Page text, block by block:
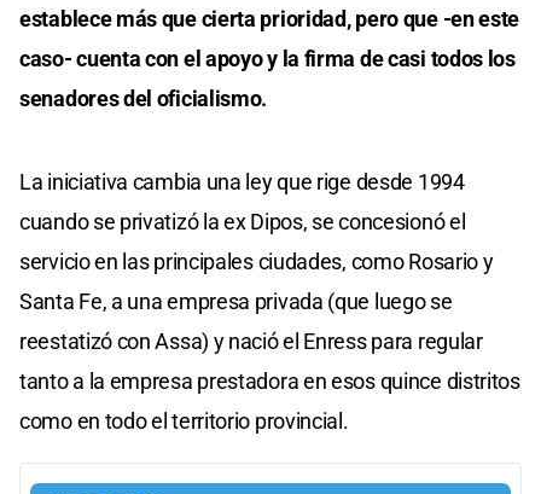
establece más que cierta prioridad, pero que -en este
caso- cuenta con el apoyo y la firma de casi todos los
senadores del oficialismo.
La iniciativa cambia una ley que rige desde 1994
cuando se privatizó la ex Dipos, se concesionó el
servicio en las principales ciudades, como Rosario y
Santa Fe, a una empresa privada (que luego se
reestatizó con Assa) y nació el Enress para regular
tanto a la empresa prestadora en esos quince distritos
como en todo el territorio provincial.